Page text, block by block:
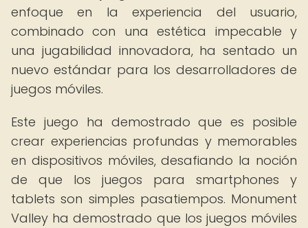
enfoque en la experiencia del usuario,
combinado con una estética impecable y
una jugabilidad innovadora, ha sentado un
nuevo estándar para los desarrolladores de
juegos móviles.
Este juego ha demostrado que es posible
crear experiencias profundas y memorables
en dispositivos móviles, desafiando la noción
de que los juegos para smartphones y
tablets son simples pasatiempos. Monument
Valley ha demostrado que los juegos móviles